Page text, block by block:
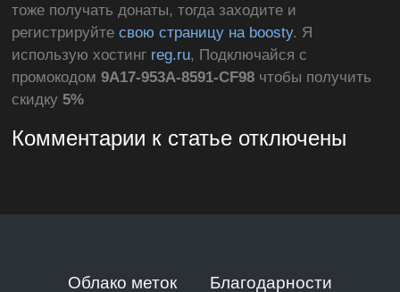
тоже получать донаты, тогда заходите и
регистрируйтесвою страницу на boosty. Я
использую хостинг reg.ru, Подключайся с
промокодом9A17-953A-8591-CF98 чтобы получить
скидку5%
Комментарии к статье отключены
Облако меток Благодарности